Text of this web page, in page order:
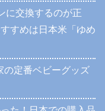
に交換するのが正
すめは日本米「ゆめ
の定番ベビーグッズ